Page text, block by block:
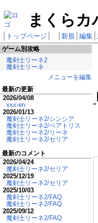
まくら
トップページ 新規 編集
ゲーム別攻略
魔剣士リーネ2
魔剣士リーネ
メニューを編集
最新の更新
2026/04/08
xxx-en
2026/01/13
魔剣士リーネ2/シンシア
魔剣士リーネ2/ベアトリス
魔剣士リーネ2/リーネ
魔剣士リーネ2/セリア
最新のコメント
2026/04/24
魔剣士リーネ2/セリア
2025/12/19
魔剣士リーネ2/セリア
2025/10/03
魔剣士リーネ2/FAQ
魔剣士リーネ2/FAQ
2025/09/12
魔剣士リーネ2/FAQ